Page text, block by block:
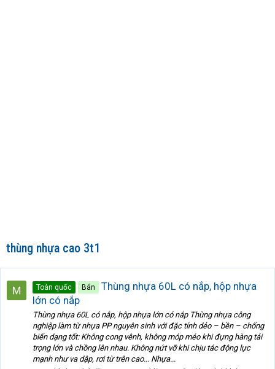
thùng nhựa cao 3t1
Toàn quốc Bán
Thùng nhựa 60L có nắp, hộp nhựa
lớn có nắp
Thùng nhựa 60L có nắp, hộp nhựa lớn có nắp Thùng nhựa công
nghiệp làm từ nhựa PP nguyên sinh với đặc tính dẻo – bền – chống
biến dạng tốt: Không cong vênh, không móp méo khi đựng hàng tải
trọng lớn và chồng lên nhau. Không nứt vỡ khi chịu tác động lực
mạnh như va dập, rơi từ trên cao... Nhựa...